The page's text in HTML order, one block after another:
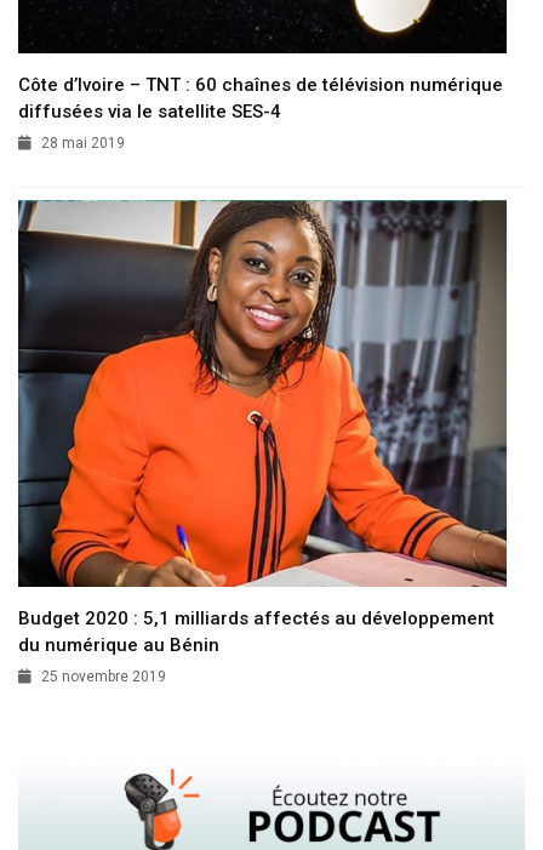
Côte d’Ivoire – TNT : 60 chaînes de télévision numérique
diffusées via le satellite SES-4
28 mai 2019
Budget 2020 : 5,1 milliards affectés au développement
du numérique au Bénin
25 novembre 2019